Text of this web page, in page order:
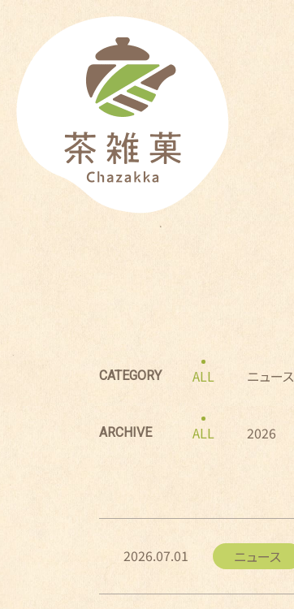
CATEGORY ALL ニュース
ARCHIVE ALL 2026
2026.07.01 ニュース